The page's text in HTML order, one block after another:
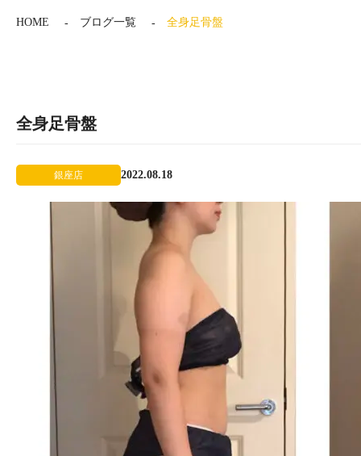
HOME ブログ一覧 全身足骨盤
全身足骨盤
銀座店 2022.08.18